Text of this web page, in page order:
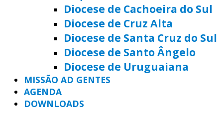
Diocese de Cachoeira do Sul
Diocese de Cruz Alta
Diocese de Santa Cruz do Sul
Diocese de Santo Ângelo
Diocese de Uruguaiana
MISSÃO AD GENTES
AGENDA
DOWNLOADS